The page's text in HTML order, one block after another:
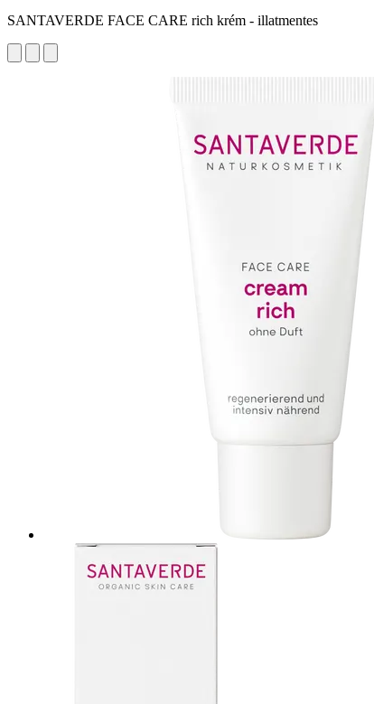
SANTAVERDE FACE CARE rich krém - illatmentes